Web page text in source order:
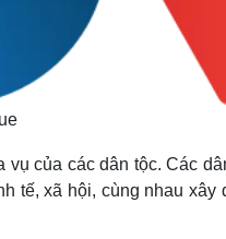
của các dân tộc. Các
tế, xã hội, cùng nhau xây